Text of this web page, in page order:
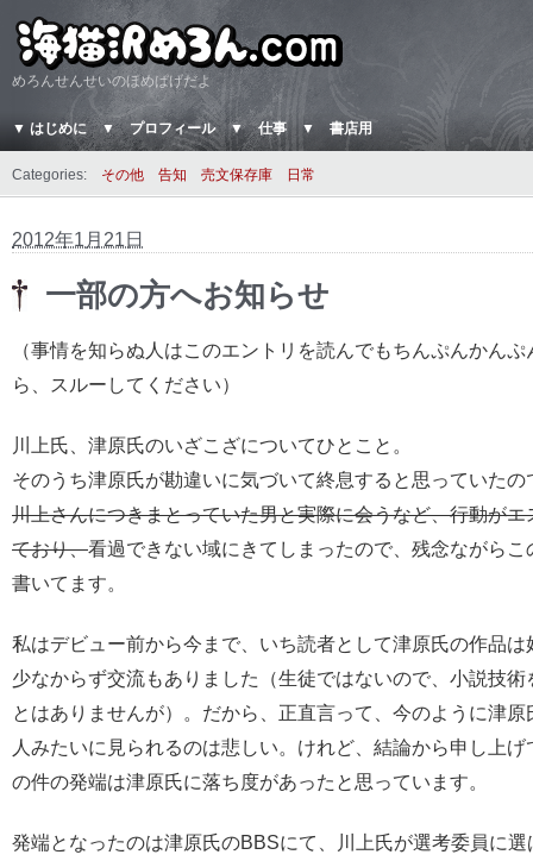
めろんせんせいのほめぱげだよ
▼ はじめに ▼ プロフィール ▼ 仕事 ▼ 書店用
Categories: その他 告知 売文保存庫 日常
2012年1月21日
一部の方へお知らせ
（事情を知らぬ人はこのエントリを読んでもちんぷんかん
ら、スルーしてください）
川上氏、津原氏のいざこざについてひとこと。
そのうち津原氏が勘違いに気づいて終息すると思っていたの
川上さんにつきまとっていた男と実際に会うなど、行動がエ
ており、看過できない域にきてしまったので、残念ながらこ
書いてます。
私はデビュー前から今まで、いち読者として津原氏の作品は
少なからず交流もありました（生徒ではないので、小説技術
とはありませんが）。だから、正直言って、今のように津原
人みたいに見られるのは悲しい。けれど、結論から申し上げ
の件の発端は津原氏に落ち度があったと思っています。
発端となったのは津原氏のBBSにて、川上氏が選考委員に選